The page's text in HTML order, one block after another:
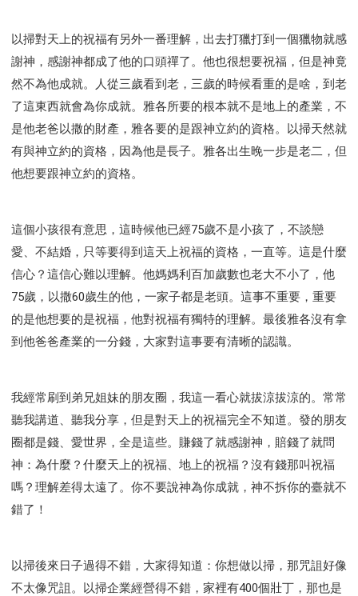
以掃對天上的祝福有另外一番理解，出去打獵打到一個獵物就感
謝神，感謝神都成了他的口頭禪了。他也很想要祝福，但是神竟
然不為他成就。人從三歲看到老，三歲的時候看重的是啥，到老
了這東西就會為你成就。雅各所要的根本就不是地上的產業，不
是他老爸以撒的財產，雅各要的是跟神立約的資格。以掃天然就
有與神立約的資格，因為他是長子。雅各出生晚一步是老二，但
他想要跟神立約的資格。
這個小孩很有意思，這時候他已經75歲不是小孩了，不談戀
愛、不結婚，只等要得到這天上祝福的資格，一直等。這是什麼
信心？這信心難以理解。他媽媽利百加歲數也老大不小了，他
75歲，以撒60歲生的他，一家子都是老頭。這事不重要，重要
的是他想要的是祝福，他對祝福有獨特的理解。最後雅各沒有拿
到他爸爸產業的一分錢，大家對這事要有清晰的認識。
我經常刷到弟兄姐妹的朋友圈，我這一看心就拔涼拔涼的。常常
聽我講道、聽我分享，但是對天上的祝福完全不知道。發的朋友
圈都是錢、愛世界，全是這些。賺錢了就感謝神，賠錢了就問
神：為什麼？什麼天上的祝福、地上的祝福？沒有錢那叫祝福
嗎？理解差得太遠了。你不要說神為你成就，神不拆你的臺就不
錯了！
以掃後來日子過得不錯，大家得知道：你想做以掃，那咒詛好像
不太像咒詛。以掃企業經營得不錯，家裡有400個壯丁，那也是